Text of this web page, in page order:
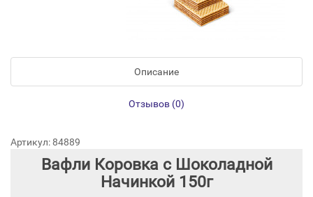
Описание
Отзывов (0)
Артикул: 84889
Вафли Коровка с Шоколадной
Начинкой 150г